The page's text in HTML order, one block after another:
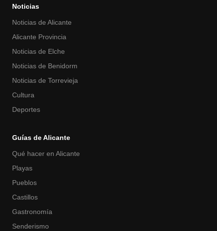
Noticias
Noticias de Alicante
Alicante Provincia
Noticias de Elche
Noticias de Benidorm
Noticias de Torrevieja
Cultura
Deportes
Guías de Alicante
Qué hacer en Alicante
Playas
Pueblos
Castillos
Gastronomía
Senderismo